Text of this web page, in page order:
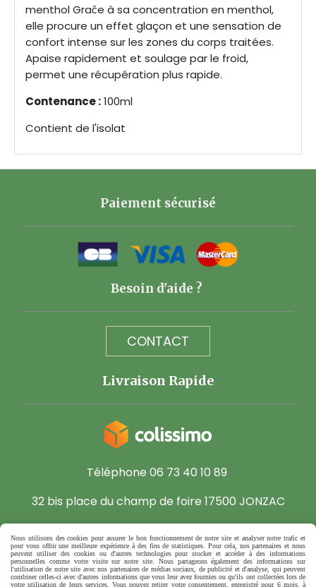
menthol Graĉe à sa concentration en menthol,
elle procure un effet glaçon et une sensation de
confort intense sur les zones du corps traitées.
Apaise rapidement et soulage par le froid,
permet une récupération plus rapide.
Contenance :100ml
Contient de l'isolat
Paiement sécurisé
Besoin d'aide ?
CONTACT
Livraison Rapide
Téléphone 06 73 40 10 89
32 bis place du champ de foire 17500 JONZAC
Facebook est désactivé. Autoriser
Mentions Légales Gestion cookies Mon Compte
Nous utilisons des cookies pour assurer le bon fonctionnement de notre site et analyser notre trafic et
pour vous offrir une meilleure expérience à des fins de statistiques. Pour cela, nos partenaires et nous
peuvent utiliser des cookies ou d'autres technologies pour stocker et accéder à des informations
personnelles comme votre visite sur notre site. Nous partageons également des informations sur
l'utilisation de notre site avec nos partenaires de médias sociaux, de publicité et d'analyse, qui peuvent
combiner celles-ci avec d'autres informations que vous leur avez fournies ou qu'ils ont collectées lors de
votre utilisation de leurs services. Vous pouvez retirer votre consentement, enregistré pour 6 mois, à